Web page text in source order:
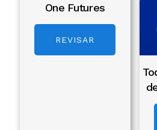
One Futures
REVISAR